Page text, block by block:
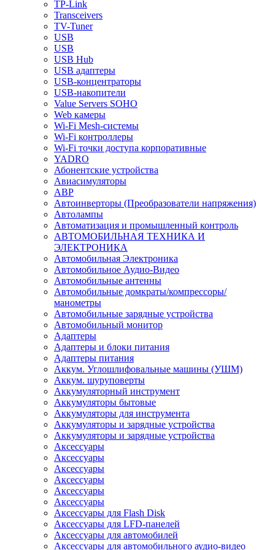
TP-Link
Transceivers
TV-Tuner
USB
USB
USB Hub
USB адаптеры
USB-концентраторы
USB-накопители
Value Servers SOHO
Web камеры
Wi-Fi Mesh-системы
Wi-Fi контроллеры
Wi-Fi точки доступа корпоративные
YADRO
Абонентские устройства
Авиасимуляторы
АВР
Автоинверторы (Преобразователи напряжения)
Автолампы
Автоматизация и промышленный контроль
АВТОМОБИЛЬНАЯ ТЕХНИКА И
ЭЛЕКТРОНИКА
Автомобильная Электроника
Автомобильное Аудио-Видео
Автомобильные антенны
Автомобильные домкраты/компрессоры/
манометры
Автомобильные зарядные устройства
Автомобильный монитор
Адаптеры
Адаптеры и блоки питания
Адаптеры питания
Аккум. Углошлифовальные машины (УШМ)
Аккум. шуруповерты
Аккумуляторный инструмент
Аккумуляторы бытовые
Аккумуляторы для инструмента
Аккумуляторы и зарядные устройства
Аккумуляторы и зарядные устройства
Аксессуары
Аксессуары
Аксессуары
Аксессуары
Аксессуары
Аксессуары
Аксессуары для Flash Disk
Аксессуары для LFD-панелей
Аксессуары для автомобилей
Аксессуары для автомобильного аудио-видео